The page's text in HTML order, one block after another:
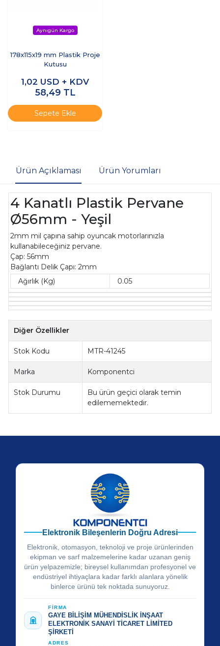
178x115x19 mm Plastik Proje
Kutusu
1,02 USD + KDV
58,49 TL
Sepete Ekle
Ürün Açıklaması Ürün Yorumları
4 Kanatlı Plastik Pervane
Ø56mm - Yeşil
2mm mil çapına sahip oyuncak motorlarınızla
kullanabileceğiniz pervane.
Çap: 56mm
Bağlantı Delik Çapı: 2mm
Ağırlık (Kg)
0.05
Diğer Özellikler
Stok Kodu MTR-41245
Marka Komponentci
Stok Durumu
Bu ürün geçici olarak temin
edilememektedir.
Elektronik Bileşenlerin Doğru Adresi
Elektronik, otomasyon, teknoloji ve proje ürünlerinden
ekipman ve sarf malzemelerine kadar uzanan geniş
ürün yelpazemizle; bireysel kullanımdan profesyonel ve
endüstriyel ihtiyaçlara kadar farklı alanlara yönelik
binlerce ürünü tek noktada sunuyoruz.
FİRMA
GAYE BİLİŞİM MÜHENDİSLİK İNŞAAT
ELEKTRONİK SANAYİ TİCARET LİMİTED
ŞİRKETİ
ADRES